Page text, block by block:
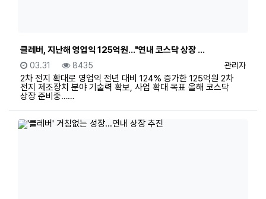
클레버, 지난해 영업익 125억원…"연내 코스닥 상장 …
등록자
관리자
등록일
03.31 조회
8435
2차 전지 확대로 영업익 전년 대비 124% 증가한 125억원 2차
전지 제조장치 분야 기술력 확보, 사업 확대 목표 올해 코스닥
상장 준비중……